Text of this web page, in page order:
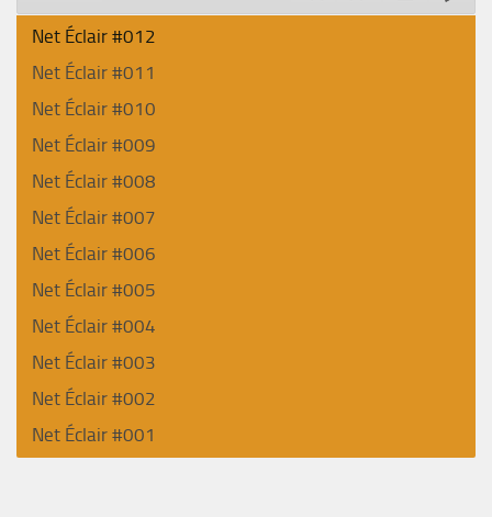
Net Éclair #012
Net Éclair #011
Net Éclair #010
Net Éclair #009
Net Éclair #008
Net Éclair #007
Net Éclair #006
Net Éclair #005
Net Éclair #004
Net Éclair #003
Net Éclair #002
Net Éclair #001